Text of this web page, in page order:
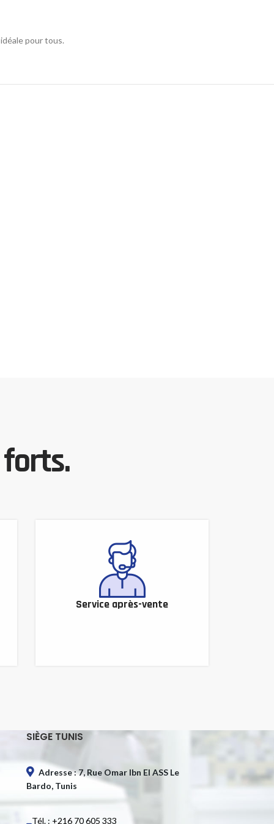
pour tous.
Service après-vente
SIÈGE TUNIS
Adresse : 7, Rue Omar Ibn El ASS Le
Bardo, Tunis
Tél. : +216 70 605 333